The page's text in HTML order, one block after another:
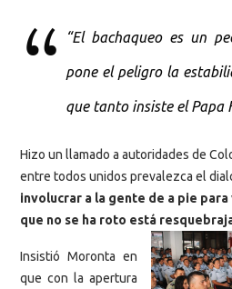
“El bachaqueo es un
pone el peligro la
que tanto insiste el Papa
Hizo un llamado a autoridades de
entre todos unidos prevalezca el
involucrar a la gente de a pie
que no se ha roto está
Insistió Moronta en
que con la apertura